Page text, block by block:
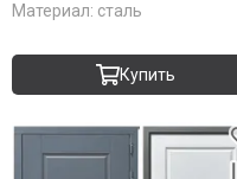
Материал: сталь
Купить